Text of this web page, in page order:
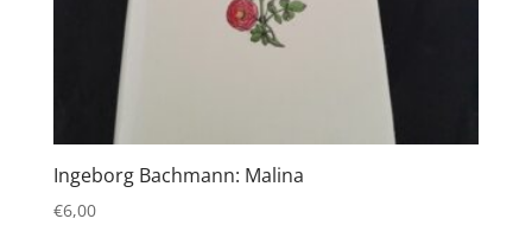
Ingeborg Bachmann: Malina
€6,00